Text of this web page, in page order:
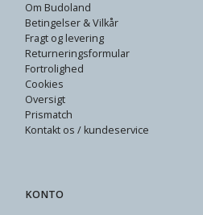
Om Budoland
Betingelser & Vilkår
Fragt og levering
Returneringsformular
Fortrolighed
Cookies
Oversigt
Prismatch
Kontakt os / kundeservice
KONTO